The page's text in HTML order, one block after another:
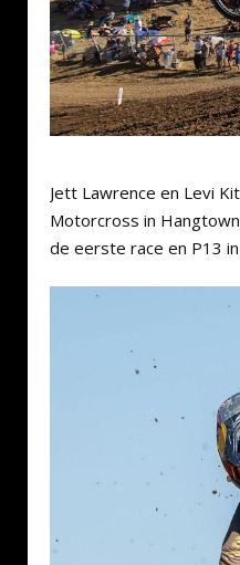
Jett Lawrence en Levi
Motorcross in
de eerste race en P13